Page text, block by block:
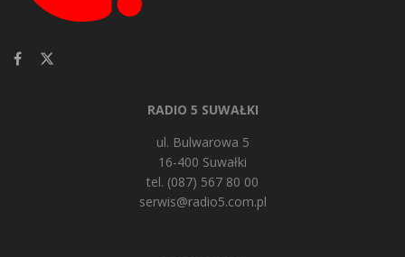
RADIO 5 SUWAŁKI
ul. Bulwarowa 5
16-400 Suwałki
tel. (087) 567 80 00
serwis@radio5.com.pl